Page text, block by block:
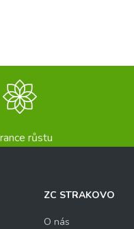
růstu
ZC STRAKOVO
O nás